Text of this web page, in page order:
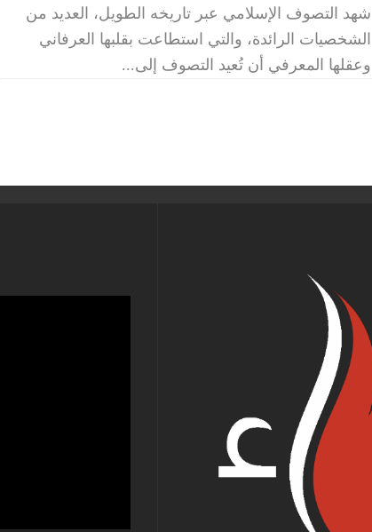
شهد التصوف الإسلامي عبر تاريخه الطويل، العديد من
الشخصيات الرائدة، والتي استطاعت بقلبها العرفاني
وعقلها المعرفي أن تُعيد التصوف إلى...